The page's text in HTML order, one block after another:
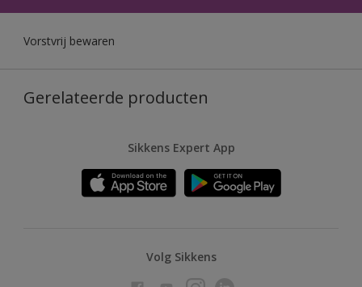
Vorstvrij bewaren
Gerelateerde producten
Sikkens Expert App
Volg Sikkens